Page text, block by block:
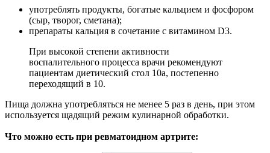
употреблять продукты, богатые кальцием и фосфором
(сыр, творог, сметана);
препараты кальция в сочетание с витамином D3.
При высокой степени активности
воспалительного процесса врачи рекомендуют
пациентам диетический стол 10а, постепенно
переходящий в 10.
Пища должна употребляться не менее 5 раз в день, при этом
используется щадящий режим кулинарной обработки.
Что можно есть при ревматоидном артрите: